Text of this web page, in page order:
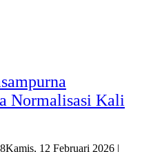
Normalisasi Kali
Kamis, 12 Februari 2026 |